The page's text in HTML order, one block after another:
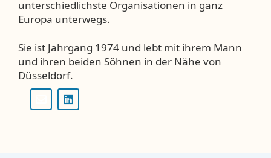
unterschiedlichste Organisationen in ganz
Europa unterwegs.
Sie ist Jahrgang 1974 und lebt mit ihrem Mann
und ihren beiden Söhnen in der Nähe von
Düsseldorf.